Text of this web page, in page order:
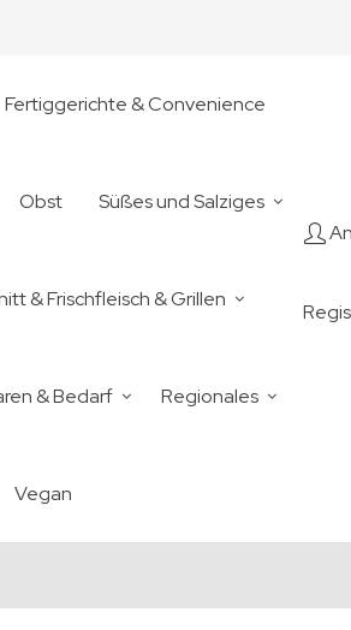
Fertiggerichte & Convenience
Obst Süßes und Salziges
& Frischfleisch & Grillen
& Bedarf Regionales
Vegan